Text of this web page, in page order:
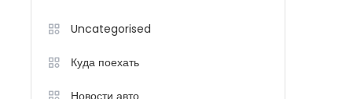
Uncategorised
Куда поехать
Новости авто